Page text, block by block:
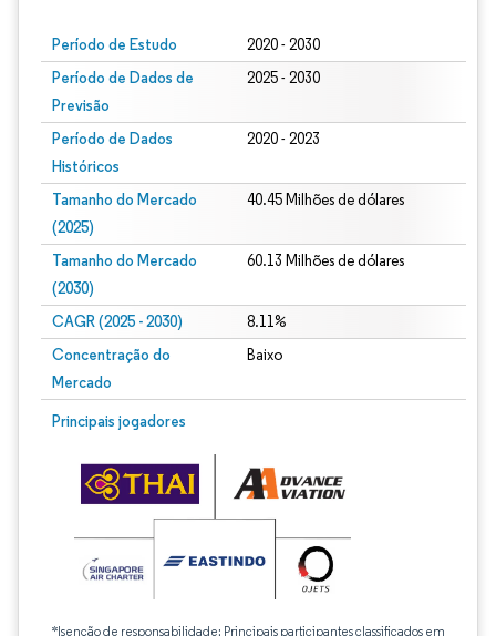
Período de Estudo 2020 - 2030
Período de Dados de
Previsão
2025 - 2030
Período de Dados
Históricos
2020 - 2023
Tamanho do Mercado
(2025)
40.45 Milhões de dólares
Tamanho do Mercado
(2030)
60.13 Milhões de dólares
CAGR (2025 - 2030) 8.11%
Concentração do
Mercado
Baixo
Principais jogadores
*Isenção de responsabilidade: Principais participantes classificados em